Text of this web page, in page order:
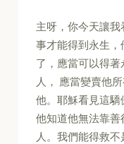
主呀，你今天讓
事才能得到永生
了，應當可以得
人， 應當變賣他
他。耶穌看見這
他知道他無法靠
人。我們能得救